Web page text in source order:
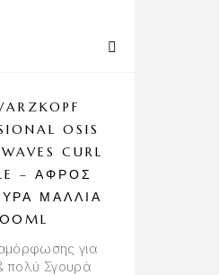
OSIS
CURL
– ΑΦΡΌΣ
ΜΑΛΛΙΆ
για
πολύ Σγουρά